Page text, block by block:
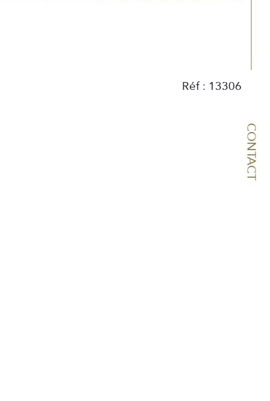
CONTACT
Réf : 13306